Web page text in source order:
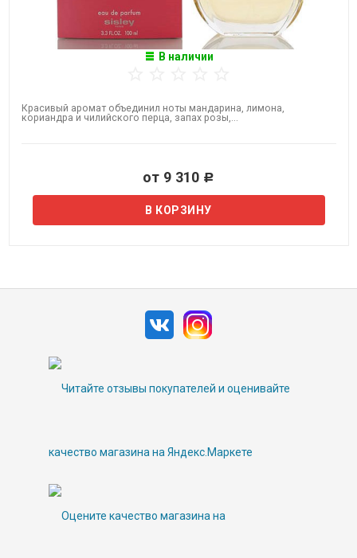
В наличии
Красивый аромат объединил ноты мандарина, лимона,
кориандра и чилийского перца, запах розы,...
от 9 310 Р